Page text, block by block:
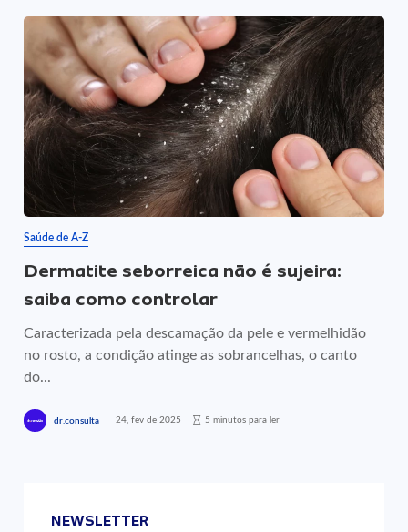
Saúde de A-Z
Dermatite seborreica não é sujeira:
saiba como controlar
Caracterizada pela descamação da pele e vermelhidão
no rosto, a condição atinge as sobrancelhas, o canto
do...
dr.consulta 24, fev de 2025 5 minutos para ler
NEWSLETTER